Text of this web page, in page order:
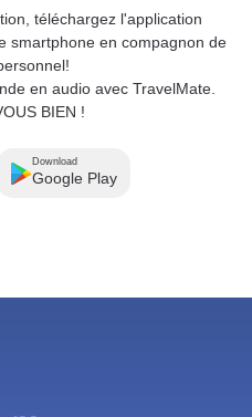
téléchargez l'application
smartphone en compagnon de
en audio avec TravelMate.
BIEN !
Download
Google Play